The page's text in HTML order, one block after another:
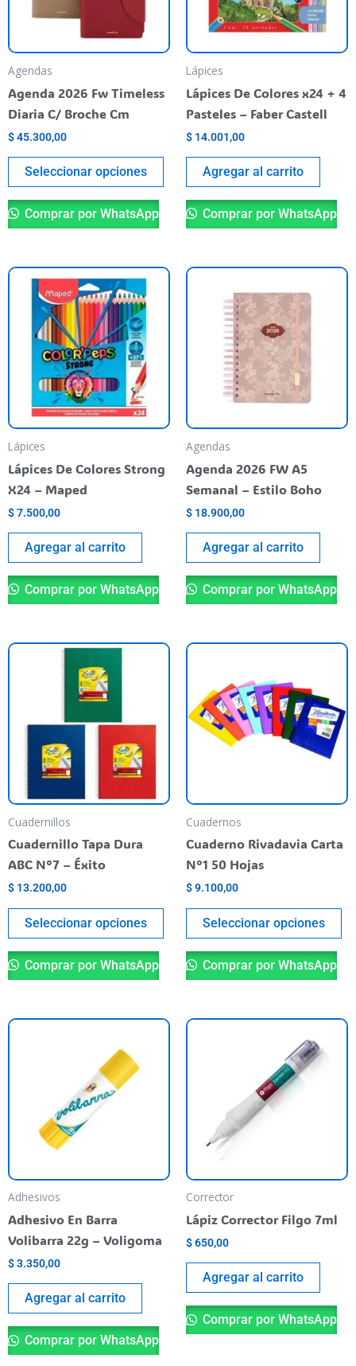
Agendas
Agenda 2026 Fw Timeless
Diaria C/ Broche Cm
$45.300,00
Seleccionar opciones
opciones
se
pueden
elegir
producto
Comprar por WhatsApp
Lápices
Lápices De Colores x24 + 4
Pasteles – Faber Castell
$ 14.001,00
Agregar al carrito
Comprar por WhatsApp
Lápices
Lápices De Colores Strong
X24 – Maped
$7.500,00
Agregar al carrito
Comprar por WhatsApp
Agendas
Agenda 2026 FW A5
Semanal – Estilo Boho
$ 18.900,00
Agregar al carrito
Comprar por WhatsApp
Cuadernillos
Cuadernillo Tapa Dura
ABC N°7 – Éxito
$ 13.200,00
Seleccionar opciones
Este
varias
variantes.
se
pueden
elegir
producto
Comprar por WhatsApp
Cuadernos
Cuaderno Rivadavia Carta
N°1 50 Hojas
$9.100,00
Seleccionar opciones
se
Comprar por WhatsApp
Adhesivos
Adhesivo En Barra
Volibarra 22g – Voligoma
$3.350,00
Agregar al carrito
Comprar por WhatsApp
Corrector
Lápiz Corrector Filgo 7ml
$650,00
Agregar al carrito
Comprar por WhatsApp